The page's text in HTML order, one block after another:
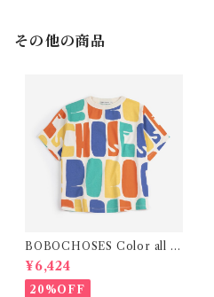
その他の商品
BOBOCHOSES Color all o
ver T-shirt / 2-6y
¥6,424
20%OFF